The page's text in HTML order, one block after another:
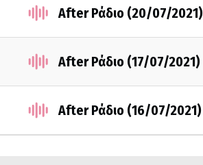
After Ράδιο (20/07/2021)
After Ράδιο (17/07/2021)
After Ράδιο (16/07/2021)